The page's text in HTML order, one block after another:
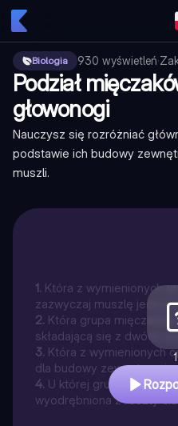
Biologia 930 wyświetleń·
Podział
głowonogi
Nauczysz się rozróżniać
podstawie ich budowy
muszli.
1. Która z wymienionych
zazwyczaj muszlę
spiralnie?
2. Która grupa
składającą się z dwóch
3. Która z wymienionych
dla budowy zewnętrznej
4. U której grupy
wyodrębniona z reszty